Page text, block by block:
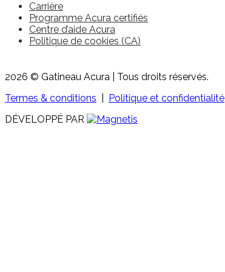
Carrière
Programme Acura certifiés
Centre d’aide Acura
Politique de cookies (CA)
2026 © Gatineau Acura | Tous droits réservés.
Termes & conditions
Politique et confidentialité
DÉVELOPPÉ PAR